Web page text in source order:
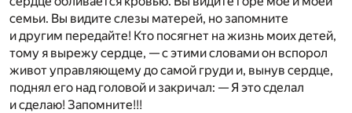
семьи. Вы видите слезы матерей, но запомните
и другим передайте! Кто посягнет на жизнь моих детей,
тому я вырежу сердце, — с этими словами он вспорол
живот управляющему до самой груди и, вынув сердце,
поднял его над головой и закричал: — Я это сделал
и сделаю! Запомните!!!